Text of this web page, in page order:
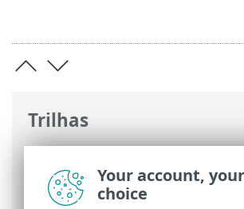
Trilhas
Ajuda on-line ESET>ESET
Ultimate
>ESET Security
que há de novo?
Your account,
choice